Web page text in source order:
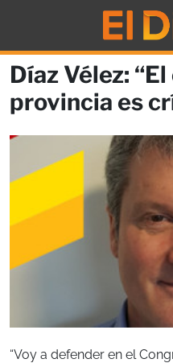
Díaz Vélez:
provincia es
“Voy a defender en el